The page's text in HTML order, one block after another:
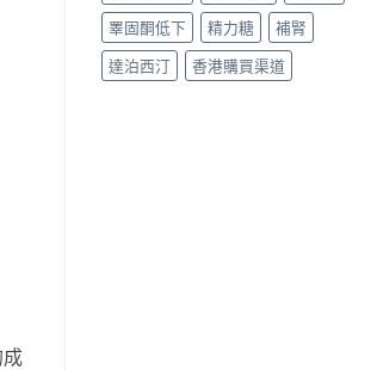
睪固酮低下
精力糖
補腎
達泊西汀
香港購買渠道